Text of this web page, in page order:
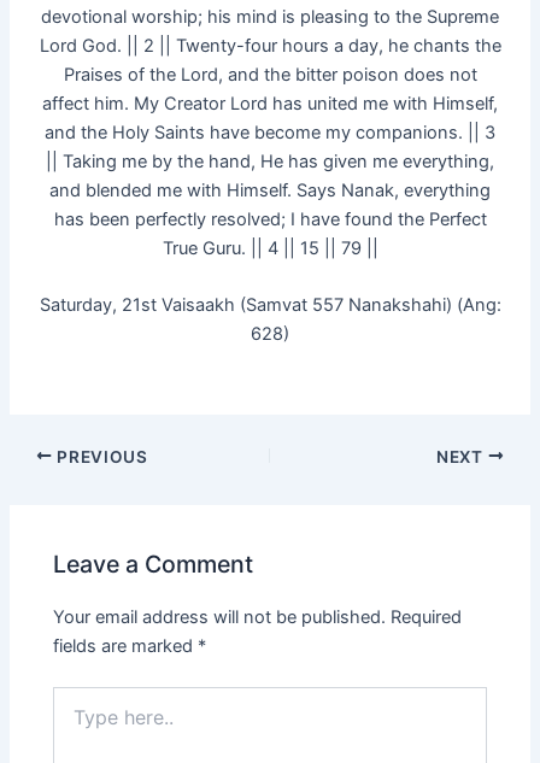
devotional worship; his mind is pleasing to the Supreme
Lord God. || 2 || Twenty-four hours a day, he chants the
Praises of the Lord, and the bitter poison does not
affect him. My Creator Lord has united me with Himself,
and the Holy Saints have become my companions. || 3
|| Taking me by the hand, He has given me everything,
and blended me with Himself. Says Nanak, everything
has been perfectly resolved; I have found the Perfect
True Guru. || 4 || 15 || 79 ||
Saturday, 21st Vaisaakh (Samvat 557 Nanakshahi) (Ang:
628)
PREVIOUS NEXT
Leave a Comment
Your email address will not be published. Required
fields are marked *
here..